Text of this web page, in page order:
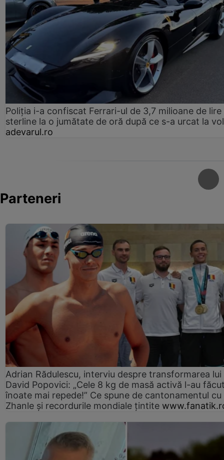
Poliția i-a confiscat Ferrari-ul de 3,7 milioane de lire
sterline la o jumătate de oră după ce s-a urcat la
adevarul.ro
Parteneri
Adrian Rădulescu, interviu despre transformarea lui
David Popovici: „Cele 8 kg de masă activă l-au
înoate mai repede!” Ce spune de cantonamentul cu
Zhanle şi recordurile mondiale ţintite